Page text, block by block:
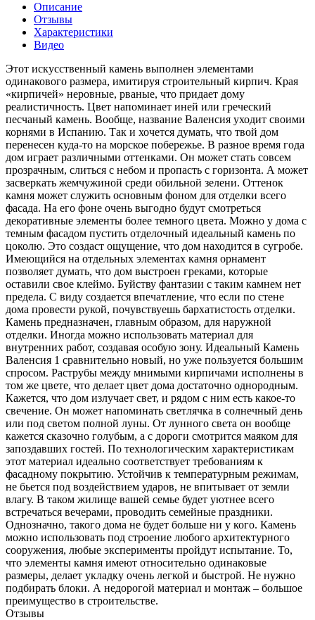
Описание
Отзывы
Характеристики
Видео
Этот искусственный камень выполнен элементами
одинакового размера, имитируя строительный кирпич. Края
«кирпичей» неровные, рваные, что придает дому
реалистичность. Цвет напоминает иней или греческий
песчаный камень. Вообще, название Валенсия уходит своими
корнями в Испанию. Так и хочется думать, что твой дом
перенесен куда-то на морское побережье. В разное время года
дом играет различными оттенками. Он может стать совсем
прозрачным, слиться с небом и пропасть с горизонта. А может
засверкать жемчужиной среди обильной зелени. Оттенок
камня может служить основным фоном для отделки всего
фасада. На его фоне очень выгодно будут смотреться
декоративные элементы более темного цвета. Можно у дома с
темным фасадом пустить отделочный идеальный камень по
цоколю. Это создаст ощущение, что дом находится в сугробе.
Имеющийся на отдельных элементах камня орнамент
позволяет думать, что дом выстроен греками, которые
оставили свое клеймо. Буйству фантазии с таким камнем нет
предела. С виду создается впечатление, что если по стене
дома провести рукой, почувствуешь бархатистость отделки.
Камень предназначен, главным образом, для наружной
отделки. Иногда можно использовать материал для
внутренних работ, создавая особую зону. Идеальный Камень
Валенсия 1 сравнительно новый, но уже пользуется большим
спросом. Раструбы между мнимыми кирпичами исполнены в
том же цвете, что делает цвет дома достаточно однородным.
Кажется, что дом излучает свет, и рядом с ним есть какое-то
свечение. Он может напоминать светлячка в солнечный день
или под светом полной луны. От лунного света он вообще
кажется сказочно голубым, а с дороги смотрится маяком для
запоздавших гостей. По технологическим характеристикам
этот материал идеально соответствует требованиям к
фасадному покрытию. Устойчив к температурным режимам,
не бьется под воздействием ударов, не впитывает от земли
влагу. В таком жилище вашей семье будет уютнее всего
встречаться вечерами, проводить семейные праздники.
Однозначно, такого дома не будет больше ни у кого. Камень
можно использовать под строение любого архитектурного
сооружения, любые эксперименты пройдут испытание. То,
что элементы камня имеют относительно одинаковые
размеры, делает укладку очень легкой и быстрой. Не нужно
подбирать блоки. А недорогой материал и монтаж – большое
преимущество в строительстве.
Отзывы